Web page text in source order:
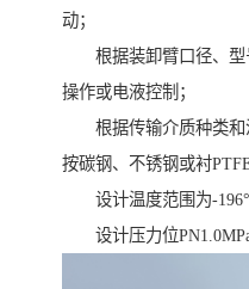
动；
根据装卸臂口径、型
操作或电液控制；
根据传输介质种类和
按碳钢、不锈钢或衬
设计温度范围为-
设计压力位PN1.0MPa-